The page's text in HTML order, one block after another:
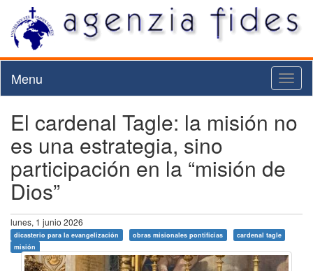
Menu
El cardenal Tagle: la misión no
es una estrategia, sino
participación en la “misión de
Dios”
lunes, 1 junio 2026
dicasterio para la evangelización obras misionales pontificias
cardenal tagle
misión